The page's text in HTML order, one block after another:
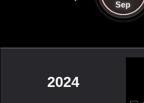
Sep
2024